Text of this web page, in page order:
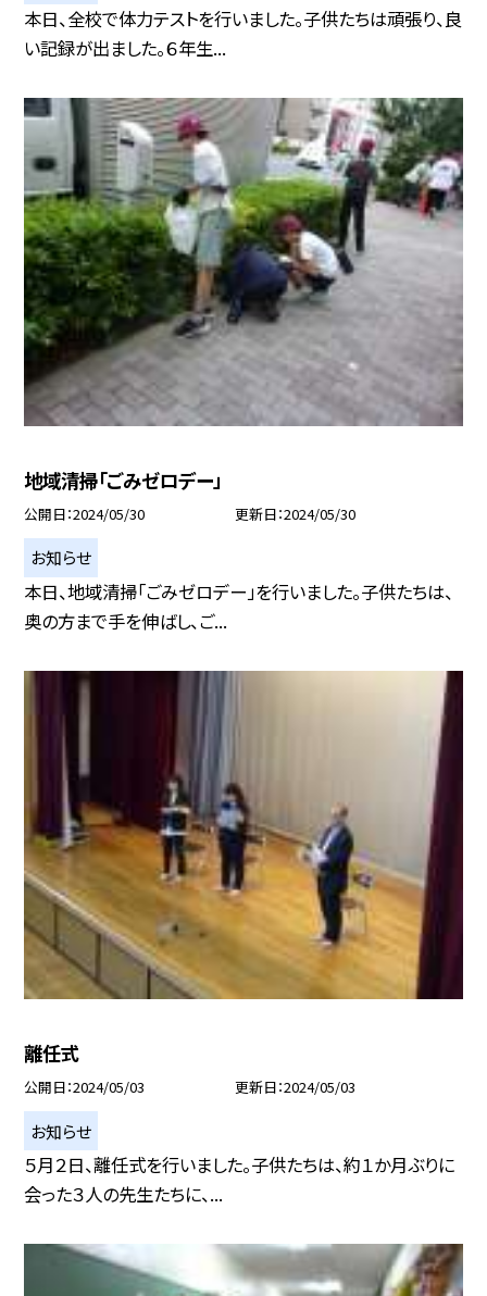
本日、全校で体力テストを行いました。子供たちは頑張り、良
い記録が出ました。６年生...
地域清掃「ごみゼロデー」
公開日 2024/05/30 更新日 2024/05/30
お知らせ
本日、地域清掃「ごみゼロデー」を行いました。子供たちは、
奥の方まで手を伸ばし、ご...
離任式
公開日 2024/05/03 更新日 2024/05/03
お知らせ
５月２日、離任式を行いました。子供たちは、約１か月ぶりに
会った３人の先生たちに、...